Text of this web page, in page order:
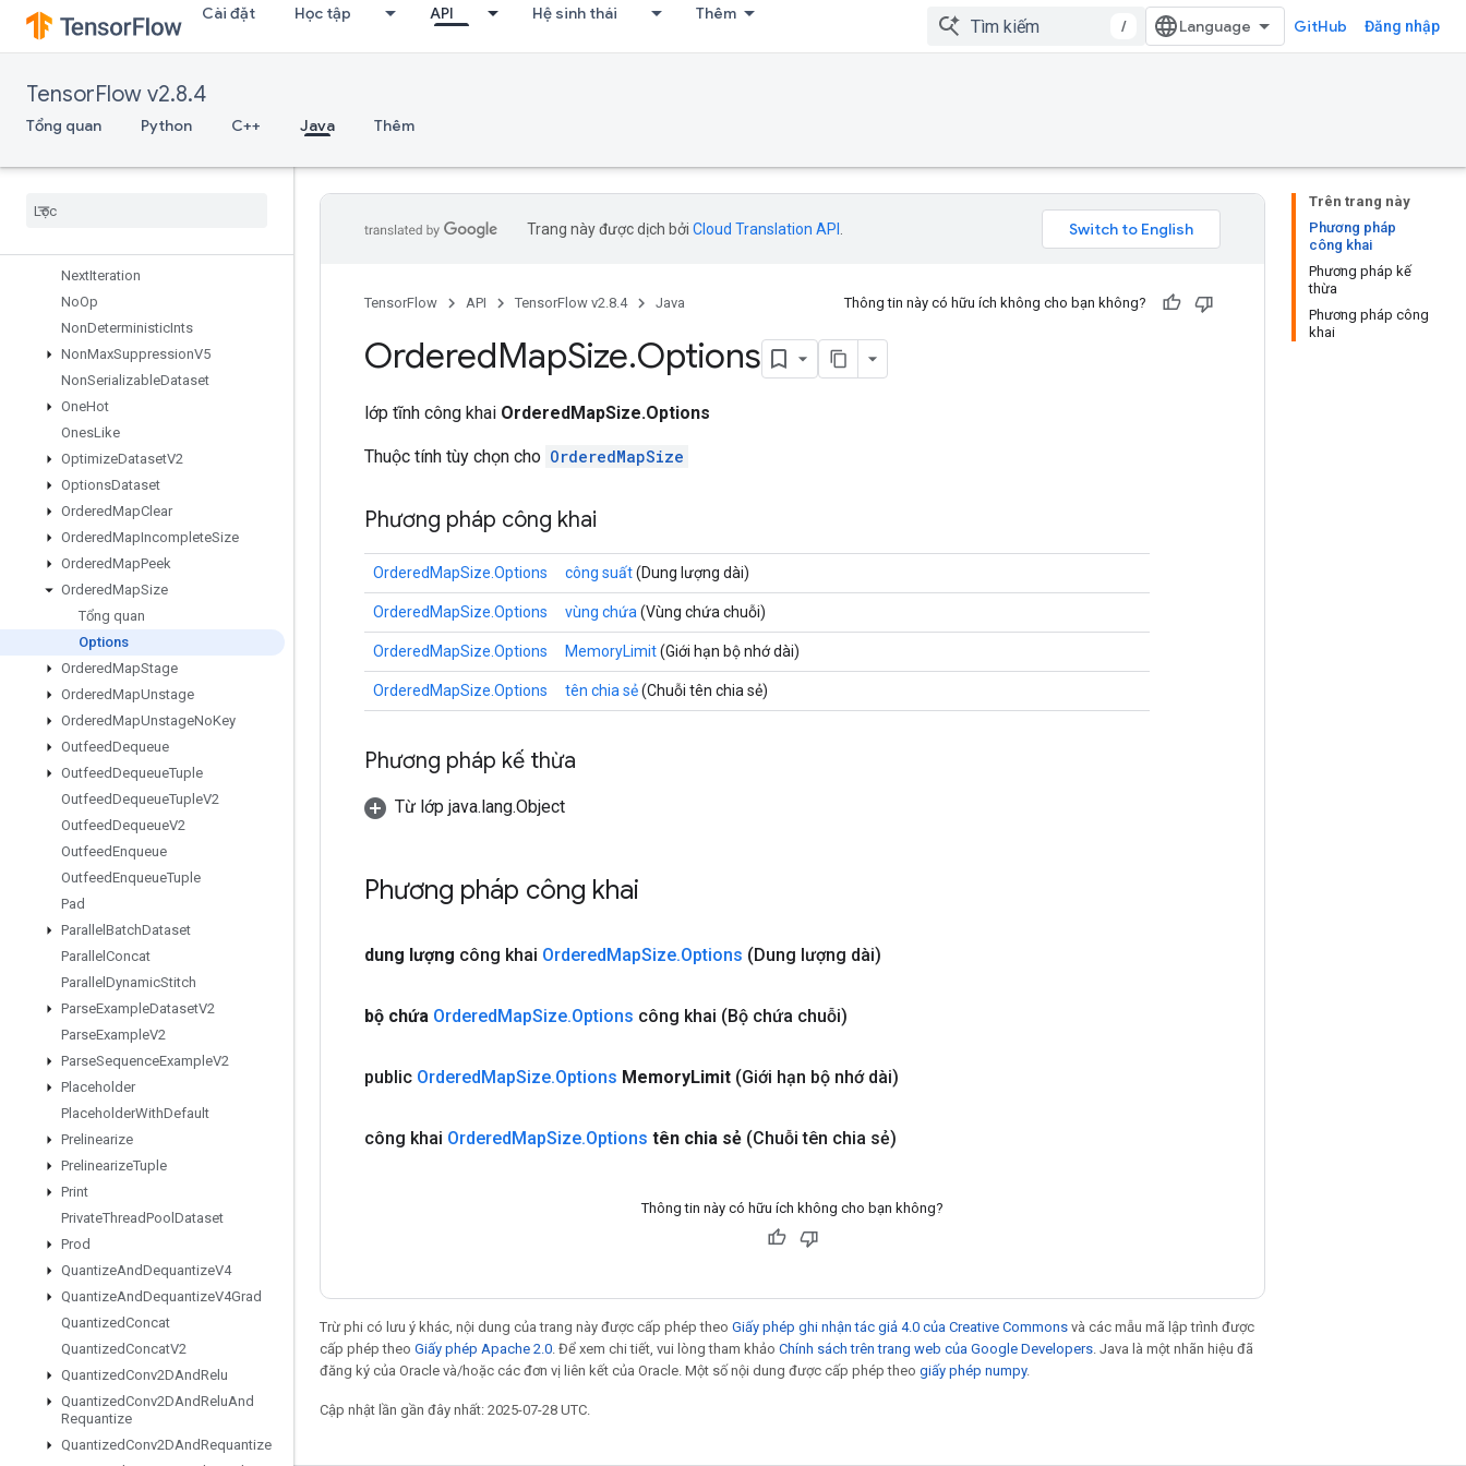
Cài đặt Học tập API Hệ sinh thái Thêm
/ GitHub Đăng nhập
TensorFlow v2.8.4
Tổng quan Python C++ Java Thêm
MutableHashTable
MutableHashTableOfTensors
MutexLock
NcclAllReduce
NcclReduce
NextIteration
NoOp
NonDeterministicInts
NonMaxSuppressionV5
NonSerializableDataset
OneHot
OnesLike
OptimizeDatasetV2
OptionsDataset
OrderedMapClear
OrderedMapIncompleteSize
OrderedMapPeek
OrderedMapSize
Tổng quan
Options
OrderedMapStage
OrderedMapUnstage
OrderedMapUnstageNoKey
OutfeedDequeue
OutfeedDequeueTuple
OutfeedDequeueTupleV2
OutfeedDequeueV2
OutfeedEnqueue
OutfeedEnqueueTuple
Pad
Parallel BatchDataset
Parallel Concat
Parallel DynamicStitch
ParseExampleDatasetV2
ParseExampleV2
ParseSequenceExampleV2
Placeholder
PlaceholderWithDefault
Prelinearize
PrelinearizeTuple
Print
PrivateThreadPool Dataset
Prod
QuantizeAndDequantizeV4
QuantizeAndDequantizeV4Grad
QuantizedConcat
QuantizedConcatV2
QuantizedConv2DAndRelu
QuantizedConv2DAndReluAnd
Requantize
QuantizedConv2DAndRequantize
Trên trang này
Phương pháp
công khai
Phương pháp kế
thừa
Phương pháp công
khai
Trang này được dịch bởi Cloud Translation API
TensorFlow API TensorFlow v2.8.4 Java Thông tin này có hữu ích không cho bạn không?
OrderedMapSize.Options
lớp tĩnh công khai OrderedMapSize.Options
Thuộc tính tùy chọn cho OrderedMapSize
Phương pháp công khai
OrderedMapSize.Options công suất(Dung lượng dài)
OrderedMapSize.Options vùng chứa (Vùng chứa chuỗi)
OrderedMapSize.Options MemoryLimit(Giới hạn bộ nhớ dài)
OrderedMapSize.Options tên chia sẻ(Chuỗi tên chia sẻ)
Phương pháp kế thừa
Từ lớp java.lang.Object
Phương pháp công khai
dung lượng công khai OrderedMapSize.Options (Dung lượng dài)
bộ chứa OrderedMapSize.Options công khai (Bộ chứa chuỗi)
public OrderedMapSize.Options MemoryLimit (Giới hạn bộ nhớ dài)
công khai OrderedMapSize.Options tên chia sẻ (Chuỗi tên chia sẻ)
Thông tin này có hữu ích không cho bạn không?
Trừ phi có lưu ý khác, nội dung của trang này được cấp phép theo Giấy phép ghi nhận tác giả 4.0 của Creative Commons và các mẫu mã lập trình được
cấp phép theo Giấy phép Apache 2.0 . Để xem chi tiết, vui lòng tham khảo Chính sách trên trang web của Google Developers . Java là một nhãn hiệu đã
đăng ký của Oracle và/hoặc các đơn vị liên kết của Oracle. Một số nội dung được cấp phép theo giấy phép numpy.
Cập nhật lần gần đây nhất: 2025-07-28 UTC.